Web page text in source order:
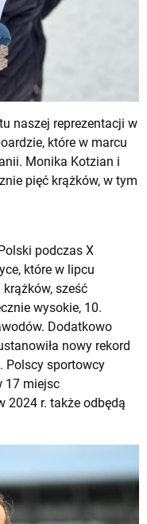
naszej reprezentacji w
które w marcu
Monika Kotzian i
pięć krążków, w tym
podczas X
które w lipcu
krążków, sześć
wysokie, 10.
Dodatkowo
nowy rekord
Polscy sportowcy
17 miejsc
2024 r. także odbędą